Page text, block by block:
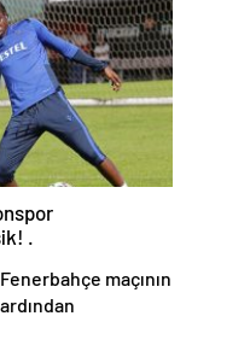
.
Fenerbahçe maçının
ardından